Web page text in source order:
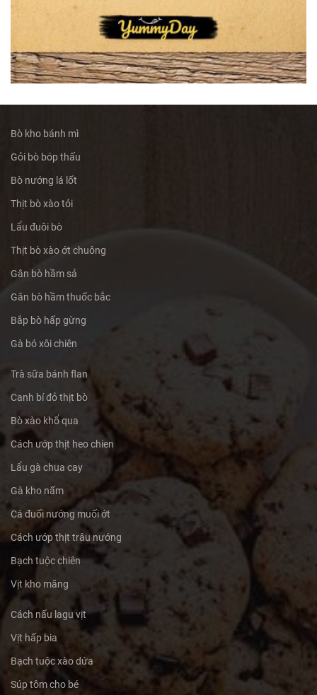
Bò kho bánh mì
Gỏi bò bóp thấu
Bò nướng lá lốt
Thịt bò xào tỏi
Lẩu đuôi bò
Thịt bò xào ớt chuông
Gân bò hầm sả
Gân bò hầm thuốc bắc
Bắp bò hấp gừng
Gà bó xôi chiên
Trà sữa bánh flan
Canh bí đỏ thịt bò
Bò xào khổ qua
Cách ướp thịt heo chien
Lẩu gà chua cay
Gà kho nấm
Cá đuối nướng muối ớt
Cách ướp thịt trâu nướng
Bạch tuộc chiên
Vịt kho măng
Cách nấu lagu vịt
Vịt hấp bia
Bạch tuộc xào dứa
Súp tôm cho bé